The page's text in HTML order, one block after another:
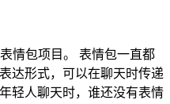
情包项目。 表情包一直都
达形式，可以在聊天时传递
轻人聊天时，谁还没有表情